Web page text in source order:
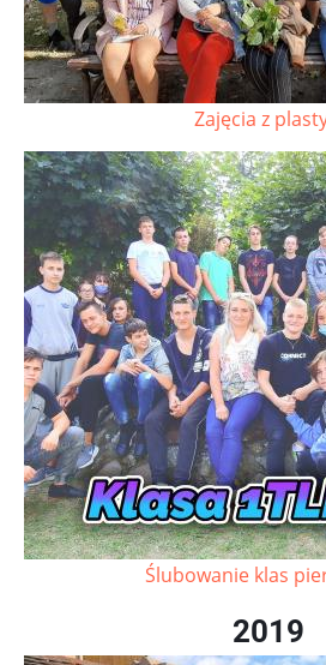
Zajęcia z
Ślubowanie klas
2019